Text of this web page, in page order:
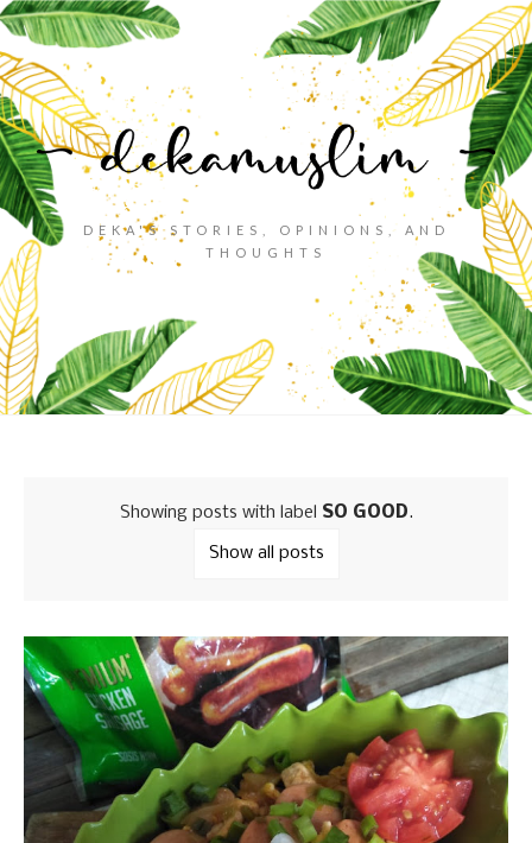
DEKA'S STORIES, OPINIONS, AND
THOUGHTS
Showing posts with label SO GOOD.
Show all posts